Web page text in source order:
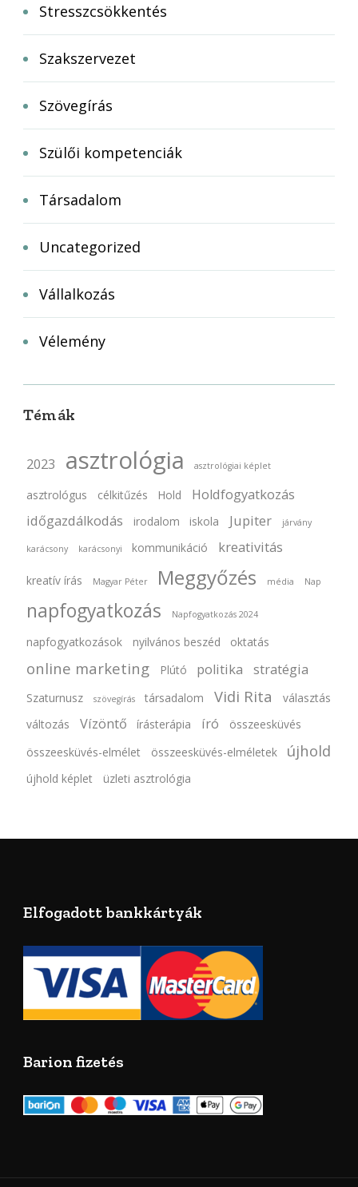
Stresszcsökkentés
Szakszervezet
Szövegírás
Szülői kompetenciák
Társadalom
Uncategorized
Vállalkozás
Vélemény
Témák
2023 asztrológia asztrológiai képlet
asztrológus célkitűzés Hold
Holdfogyatkozás
időgazdálkodás
irodalom iskola Jupiter járvány
karácsony karácsonyi kommunikáció kreativitás
kreatív írás Magyar Péter Meggyőzés média Nap
napfogyatkozás Napfogyatkozás 2024
napfogyatkozások nyilvános beszéd oktatás
online marketing Plútó politika stratégia
Szaturnusz szövegírás társadalom Vidi Rita
választás
változás
Vízöntő írásterápia író
összeesküvés
összeesküvés-elmélet
összeesküvés-elméletek újhold
újhold képlet üzleti asztrológia
Elfogadott bankkártyák
Barion fizetés